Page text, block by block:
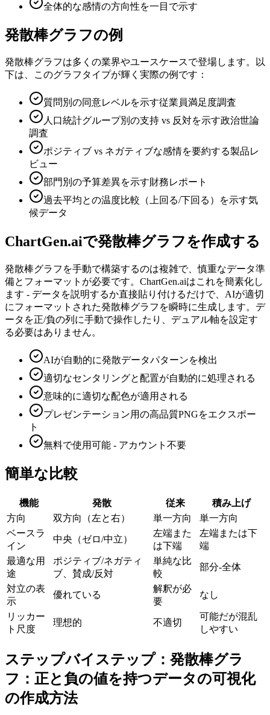
全体的な感情の方向性を一目で示す
発散棒グラフの例
発散棒グラフは多くの業界やユースケースで登場します。以
下は、このグラフタイプが輝く実際の例です：
質問別の同意レベルを示す従業員満足度調査
人口統計グループ別の支持 vs 反対を示す政治世論
調査
ポジティブ vs ネガティブな感情を要約する製品レ
ビュー
部門別の予算差異を示す財務レポート
過去平均との温度比較（上回る/下回る）を示す気
候データ
ChartGen.aiで発散棒グラフを作成する
発散棒グラフを手動で構築するのは複雑で、慎重なデータ準
備とフォーマットが必要です。ChartGen.aiはこれを簡素化し
ます - データを説明するか直接貼り付けるだけで、AIが適切
にフォーマットされた発散棒グラフを瞬時に生成します。デ
ータを正/負の列に手動で操作したり、デュアル軸を設定す
る必要はありません。
AIが自動的に発散データパターンを検出
適切なセンタリングと配置が自動的に処理される
意味的に適切な配色が適用される
プレゼンテーション用の高品質PNGをエクスポー
ト
無料で使用可能 - アカウント不要
簡単な比較
機能 発散 従来
積み上げ
方向
双方向（左と右） 単一方向
単一方向
ベースラ
イン
中央（ゼロ/中立）
左端また
は下端
左端または下
端
最適な用
途
ポジティブ/ネガティ
ブ、賛成/反対
単純な比
較
部分-全体
対立の表
示
優れている
解釈が必
要
なし
リッカー
ト尺度
理想的 不適切
可能だが混乱
しやすい
ステップバイステップ：発散棒グラ
フ：正と負の値を持つデータの可視化
の作成方法